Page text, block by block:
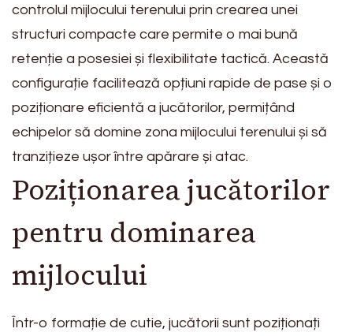
controlul mijlocului terenului prin crearea unei
structuri compacte care permite o mai bună
retenție a posesiei și flexibilitate tactică. Această
configurație facilitează opțiuni rapide de pase și o
poziționare eficientă a jucătorilor, permițând
echipelor să domine zona mijlocului terenului și să
tranzițieze ușor între apărare și atac.
Poziționarea jucătorilor
pentru dominarea
mijlocului
Într-o formație de cutie, jucătorii sunt poziționați